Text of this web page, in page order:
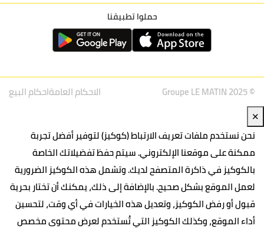
حملوا تطبيقنا
© Groupe LE MATIN 2025 الاحكام العامةاحكام البيع
✕
نحن نستخدم ملفات تعريف الارتباط (كوكيز) لتوفير أفضل تجربة
ممكنة على موقعنا الإلكتروني. سيتم حفظ تفضيلاتك الخاصة
بالكوكيز في ذاكرة المتصفح لديك. وتشمل هذه الكوكيز الضرورية
لعمل الموقع بشكل صحيح. بالإضافة إلى ذلك، يمكنك أن تختار بحرية
قبول أو رفض الكوكيز، وتعديل هذه الخيارات في أي وقت، لتحسين
أداء الموقع، وكذلك الكوكيز التي تُستخدم لعرض محتوى مخصص